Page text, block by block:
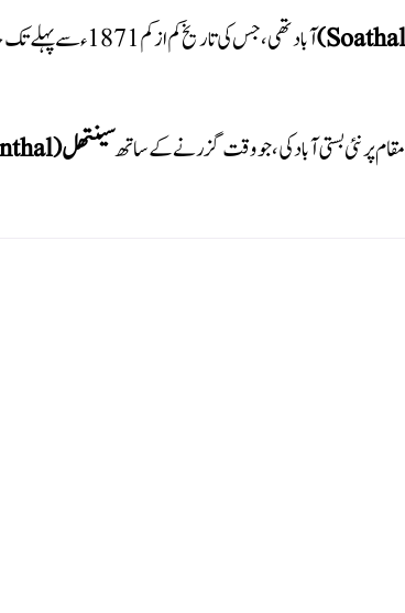
آباد تھی، جس کی تاریخ
سینتھل (Sainthal)